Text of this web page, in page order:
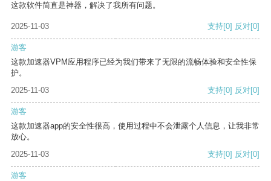
这款软件简直是神器，解决了我所有问题。
2025-11-03 支持[0] 反对[0]
游客
这款加速器VPM应用程序已经为我们带来了无限的流畅体验和安全性保
护。
2025-11-03
支持[0] 反对[0]
游客
这款加速器app的安全性很高，使用过程中不会泄露个人信息，让我非常
放心。
2025-11-03
支持[0] 反对[0]
游客